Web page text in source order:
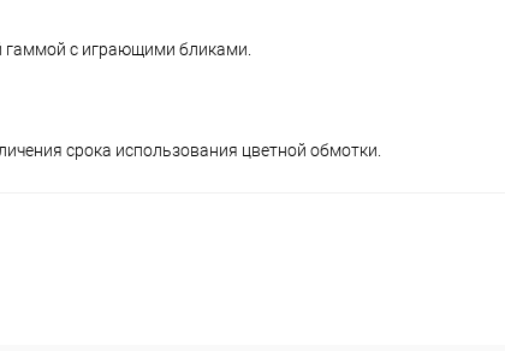
с играющими бликами.
срока использования цветной обмотки.